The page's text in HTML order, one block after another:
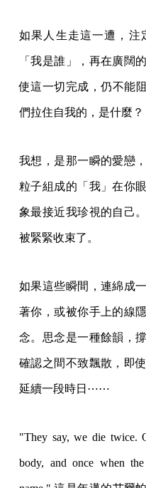
如果人生走這一遭，注
「我是誰」，再在廣闊
使這一切完成，仍不能
們拉住自我的，是什麼？
我想，是那一瞬的愛戀
粒子組成的「我」在你
象最接近我珍視的自己
被緊緊收束了。
如果這些瞬間，連綿成
著你，或被你手上的線
念。思念是一種餘韻，
確認之間不致飄散，即
延續一段時日⋯⋯
"They say, we die twice.
body, and once when